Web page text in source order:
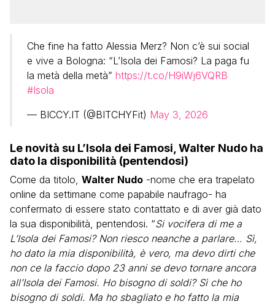
Che fine ha fatto Alessia Merz? Non c’è sui social
e vive a Bologna: “L’Isola dei Famosi? La paga fu
la metà della metà” https://t.co/H9iWj6VQRB
#Isola
— BICCY.IT (@BITCHYFit) May 3, 2026
Le novità su L’Isola dei Famosi, Walter Nudo ha
dato la disponibilità (pentendosi)
Come da titolo, Walter Nudo -nome che era trapelato
online da settimane come papabile naufrago- ha
confermato di essere stato contattato e di aver già dato
la sua disponibilità, pentendosi. “Si vocifera di me a
L’Isola dei Famosi? Non riesco neanche a parlare… Sì,
ho dato la mia disponibilità, è vero, ma devo dirti che
non ce la faccio dopo 23 anni se devo tornare ancora
all’Isola dei Famosi. Ho bisogno di soldi? Sì che ho
bisogno di soldi. Ma ho sbagliato e ho fatto la mia